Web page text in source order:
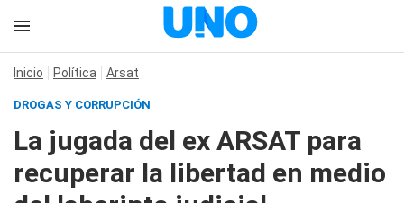
Inicio Política Arsat
DROGAS Y CORRUPCIÓN
La jugada del ex ARSAT para
recuperar la libertad en medio